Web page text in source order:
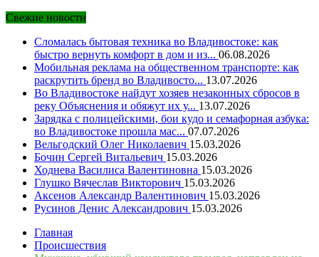
Свежие новости
Сломалась бытовая техника во Владивостоке: как
быстро вернуть комфорт в дом и из... 06.08.2026
Мобильная реклама на общественном транспорте: как
раскрутить бренд во Владивосто... 13.07.2026
Во Владивостоке найдут хозяев незаконных сбросов в
реку Объяснения и обяжут их у... 13.07.2026
Зарядка с полицейскими, бои кудо и семафорная азбука:
во Владивостоке прошла мас... 07.07.2026
Вельгодский Олег Николаевич 15.03.2026
Бочин Сергей Витальевич 15.03.2026
Ходнева Василиса Валентиновна 15.03.2026
Глушко Вячеслав Викторович 15.03.2026
Аксенов Александр Валентинович 15.03.2026
Русинов Денис Александрович 15.03.2026
Главная
Происшествия